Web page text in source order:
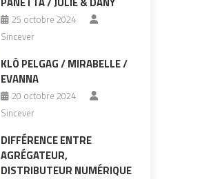
25 octobre 2024
Sincever
KLÔ PELGAG / MIRABELLE /
EVANNA
20 octobre 2024
Sincever
DIFFÉRENCE ENTRE
AGRÉGATEUR,
DISTRIBUTEUR NUMÉRIQUE